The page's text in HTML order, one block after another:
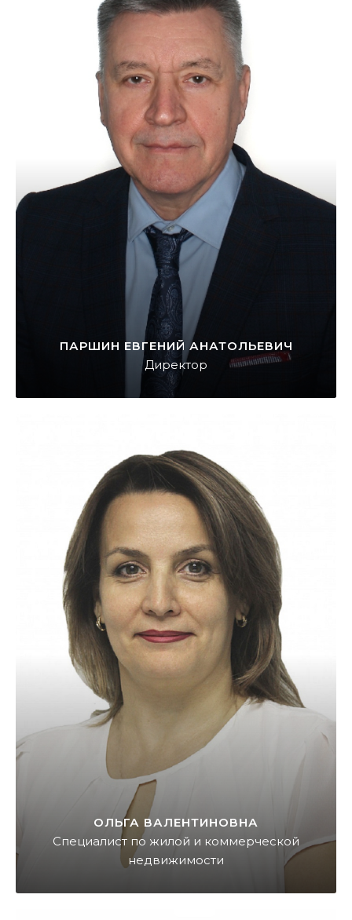
ПАРШИН ЕВГЕНИЙ АНАТОЛЬЕВИЧ
Директор
ОЛЬГА ВАЛЕНТИНОВНА
Специалист по жилой и коммерческой
недвижимости